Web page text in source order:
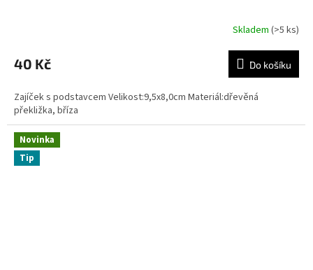
produktu
je
z
5
hvězdiček.
Skladem(>5 ks)
40 Kč Do košíku
Zajíček s podstavcem Velikost:9,5x8,0cm Materiál:dřevěná
překližka, bříza
Novinka
Tip